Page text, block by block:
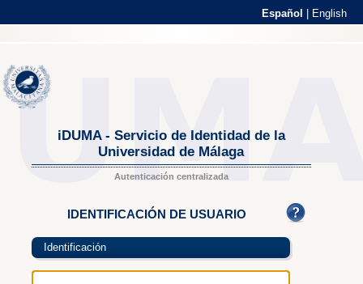
Español English
iDUMA - Servicio de Identidad de la
Universidad de Málaga
Autenticación centralizada
IDENTIFICACIÓN DE USUARIO
Identificación